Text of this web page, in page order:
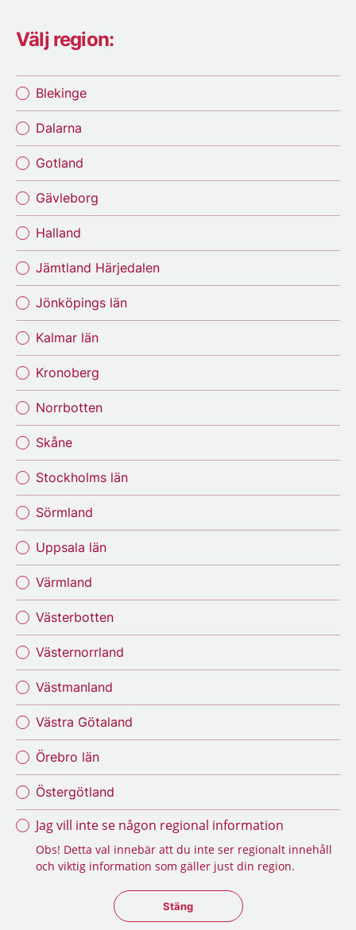
Välj region:
Blekinge
Dalarna
Gotland
Gävleborg
Halland
Jämtland Härjedalen
Jönköpings län
Kalmar län
Kronoberg
Norrbotten
Skåne
Stockholms län
Sörmland
Uppsala län
Värmland
Västerbotten
Västernorrland
Västmanland
Västra Götaland
Örebro län
Östergötland
Jag vill inte se någon regional information
Obs! Detta val innebär att du inte ser regionalt innehåll
och viktig information som gäller just din region.
Stäng regionsväljaren
Stäng